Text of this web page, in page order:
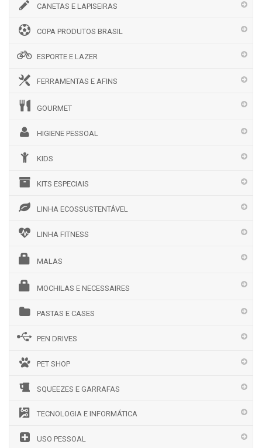
CANETAS E LAPISEIRAS
COPA PRODUTOS BRASIL
ESPORTE E LAZER
FERRAMENTAS E AFINS
GOURMET
HIGIENE PESSOAL
KIDS
KITS ESPECIAIS
LINHA ECOSSUSTENTÁVEL
LINHA FITNESS
MALAS
MOCHILAS E NECESSAIRES
PASTAS E CASES
PEN DRIVES
PET SHOP
SQUEEZES E GARRAFAS
TECNOLOGIA E INFORMÁTICA
USO PESSOAL